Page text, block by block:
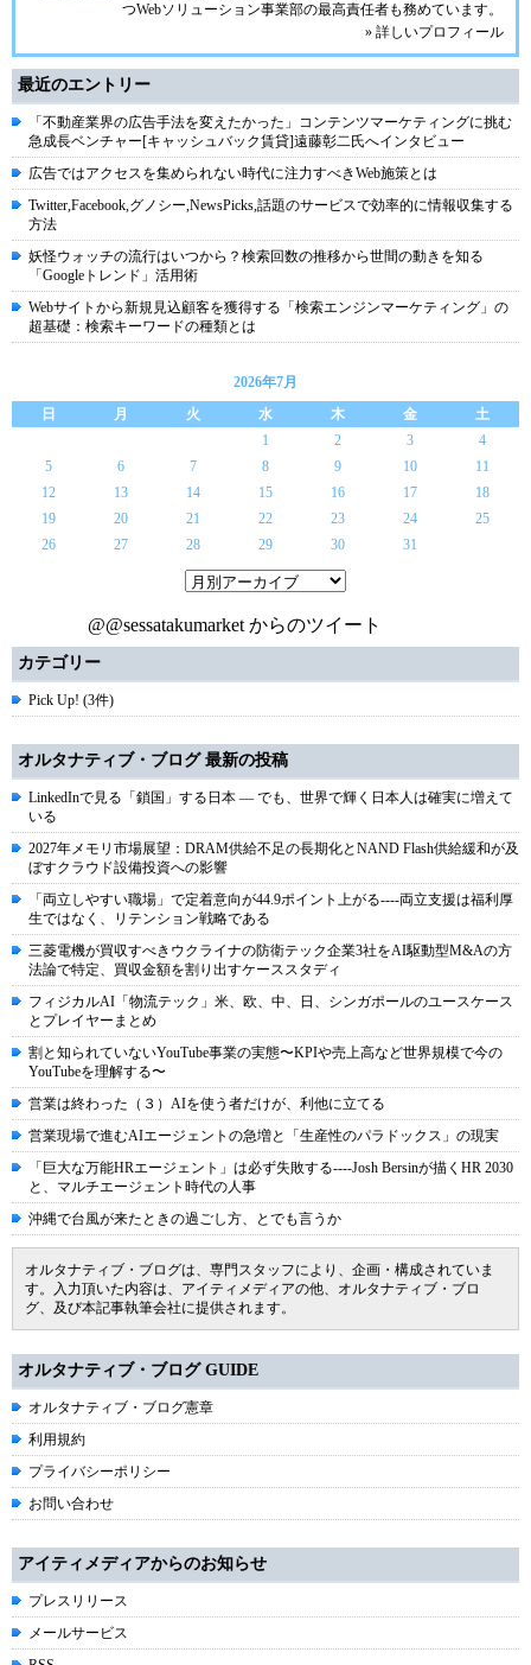
つWebソリューション事業部の最高責任者も務めています。
» 詳しいプロフィール
最近のエントリー
「不動産業界の広告手法を変えたかった」コンテンツマーケティングに挑む
急成長ベンチャー[キャッシュバック賃貸]遠藤彰二氏へインタビュー
広告ではアクセスを集められない時代に注力すべきWeb施策とは
Twitter,Facebook,グノシー,NewsPicks,話題のサービスで効率的に情報収集する
方法
妖怪ウォッチの流行はいつから？検索回数の推移から世間の動きを知る
「Googleトレンド」活用術
Webサイトから新規見込顧客を獲得する「検索エンジンマーケティング」の
超基礎：検索キーワードの種類とは
2026年7月
日
月 火 水 木 金
土
1
2 3
4
5
6 7 8 9 10
11
12
13 14 15 16 17
18
19
20 21 22 23 24
25
26
27 28 29 30 31
@@sessatakumarket からのツイート
カテゴリー
Pick Up! (3件)
オルタナティブ・ブログ 最新の投稿
LinkedInで見る「鎖国」する日本 ― でも、世界で輝く日本人は確実に増えて
いる
2027年メモリ市場展望：DRAM供給不足の長期化とNAND Flash供給緩和が及
ぼすクラウド設備投資への影響
「両立しやすい職場」で定着意向が44.9ポイント上がる----両立支援は福利厚
生ではなく、リテンション戦略である
三菱電機が買収すべきウクライナの防衛テック企業3社をAI駆動型M&Aの方
法論で特定、買収金額を割り出すケーススタディ
フィジカルAI「物流テック」米、欧、中、日、シンガポールのユースケース
とプレイヤーまとめ
割と知られていないYouTube事業の実態〜KPIや売上高など世界規模で今の
YouTubeを理解する〜
営業は終わった（３）AIを使う者だけが、利他に立てる
営業現場で進むAIエージェントの急増と「生産性のパラドックス」の現実
「巨大な万能HRエージェント」は必ず失敗する----Josh Bersinが描くHR 2030
と、マルチエージェント時代の人事
沖縄で台風が来たときの過ごし方、とでも言うか
オルタナティブ・ブログは、専門スタッフにより、企画・構成されていま
す。入力頂いた内容は、アイティメディアの他、オルタナティブ・ブロ
グ、及び本記事執筆会社に提供されます。
オルタナティブ・ブログ GUIDE
オルタナティブ・ブログ憲章
利用規約
プライバシーポリシー
お問い合わせ
アイティメディアからのお知らせ
プレスリリース
メールサービス